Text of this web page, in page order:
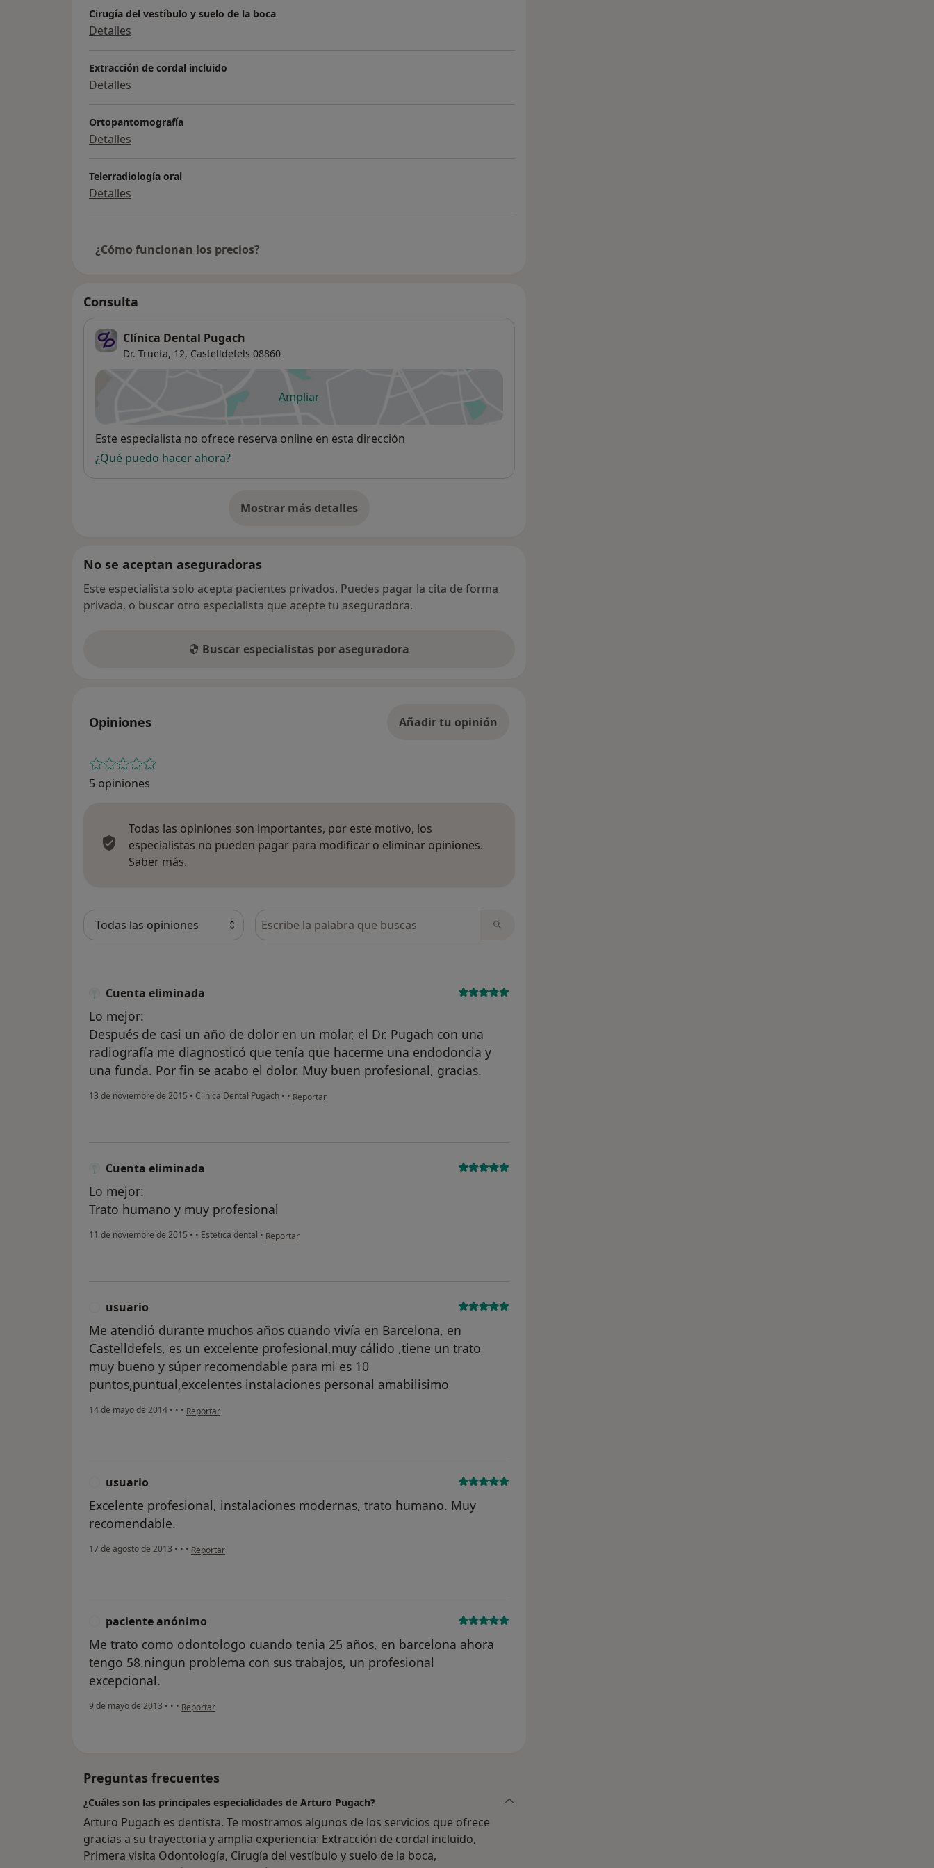
Cirugía del vestíbulo y suelo de la boca
Detalles
Extracción de cordal incluido
Detalles
Ortopantomografía
Detalles
Telerradiología oral
Detalles
¿Cómo funcionan los precios?
Consulta
Clínica Dental Pugach
Dr. Trueta, 12, Castelldefels 08860
Ampliarse abre en una nueva pestaña
Disponibilidad
Este especialista no ofrece reserva online en esta dirección
¿Qué puedo hacer ahora?
Mostrar más detalles
sobre la dirección
No se aceptan aseguradoras
Este especialista solo acepta pacientes privados. Puedes pagar la cita de forma
privada, o buscar otro especialista que acepte tu aseguradora.
Buscar especialistas por aseguradora
Opiniones Añadir tu opinión
5 opiniones
Todas las opiniones son importantes, por este motivo, los
especialistas no pueden pagar para modificar o eliminar opiniones.
Saber más.
Busca en opiniones
Cuenta eliminada
Lo mejor:
Después de casi un año de dolor en un molar, el Dr. Pugach con una
radiografía me diagnosticó que tenía que hacerme una endodoncia y
una funda. Por fin se acabo el dolor. Muy buen profesional, gracias.
13 de noviembre de 2015 • Clínica Dental Pugach • • en opinión del usuario Cuenta eliminada
Reportar
Cuenta eliminada
Lo mejor:
Trato humano y muy profesional
11 de noviembre de 2015 • • Estetica dental • en opinión del usuario Cuenta eliminada
Reportar
usuario
Me atendió durante muchos años cuando vivía en Barcelona, en
Castelldefels, es un excelente profesional,muy cálido ,tiene un trato
muy bueno y súper recomendable para mi es 10
puntos,puntual,excelentes instalaciones personal amabilisimo
14 de mayo de 2014 • • • en opinión del usuario usuario
Reportar
usuario
Excelente profesional, instalaciones modernas, trato humano. Muy
recomendable.
17 de agosto de 2013 • • • en opinión del usuario usuario
Reportar
paciente anónimo
Me trato como odontologo cuando tenia 25 años, en barcelona ahora
tengo 58.ningun problema con sus trabajos, un profesional
excepcional.
9 de mayo de 2013 • • • en opinión del usuario paciente anónimo
Reportar
Preguntas frecuentes
¿Cuáles son las principales especialidades de Arturo Pugach?
Arturo Pugach es dentista. Te mostramos algunos de los servicios que ofrece
gracias a su trayectoria y amplia experiencia: Extracción de cordal incluido,
Primera visita Odontología, Cirugía del vestíbulo y suelo de la boca,